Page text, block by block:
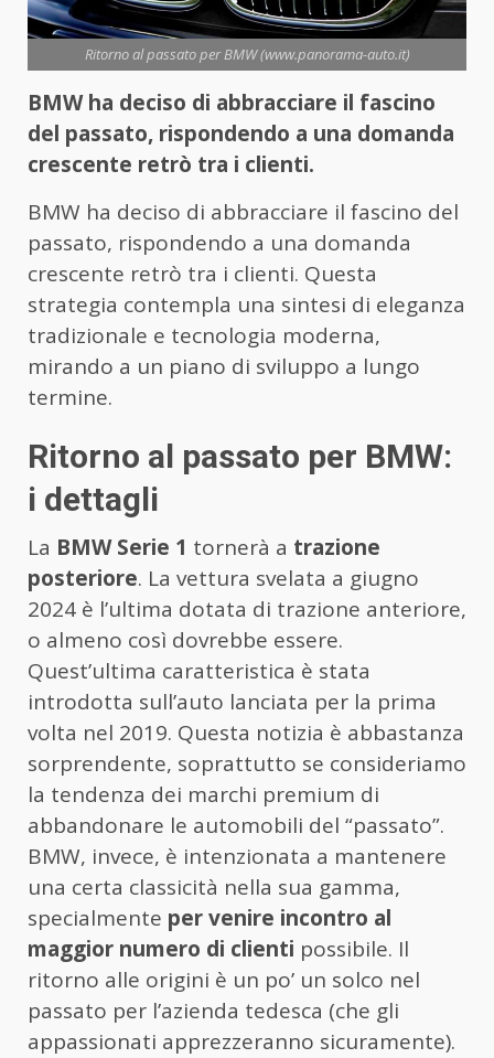
Ritorno al passato per BMW (www.panorama-auto.it)
BMW ha deciso di abbracciare il fascino
del passato, rispondendo a una domanda
crescente retrò tra i clienti.
BMW ha deciso di abbracciare il fascino del
passato, rispondendo a una domanda
crescente retrò tra i clienti. Questa
strategia contempla una sintesi di eleganza
tradizionale e tecnologia moderna,
mirando a un piano di sviluppo a lungo
termine.
Ritorno al passato per BMW:
i dettagli
La BMW Serie 1 tornerà a trazione
posteriore. La vettura svelata a giugno
2024 è l’ultima dotata di trazione anteriore,
o almeno così dovrebbe essere.
Quest’ultima caratteristica è stata
introdotta sull’auto lanciata per la prima
volta nel 2019. Questa notizia è abbastanza
sorprendente, soprattutto se consideriamo
la tendenza dei marchi premium di
abbandonare le automobili del “passato”.
BMW, invece, è intenzionata a mantenere
una certa classicità nella sua gamma,
specialmente per venire incontro al
maggior numero di clienti possibile. Il
ritorno alle origini è un po’ un solco nel
passato per l’azienda tedesca (che gli
appassionati apprezzeranno sicuramente).